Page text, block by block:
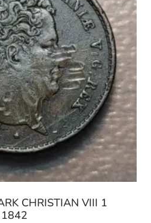
CHRISTIAN VIII 1
1842